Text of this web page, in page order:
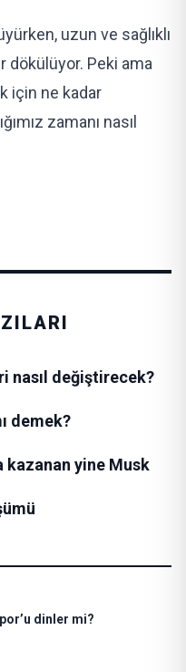
uzun ve sağlıklı
dökülüyor. Peki ama
için ne kadar
zamanı nasıl
nasıl değiştirecek?
demek?
kazanan yine Musk
dinler mi?